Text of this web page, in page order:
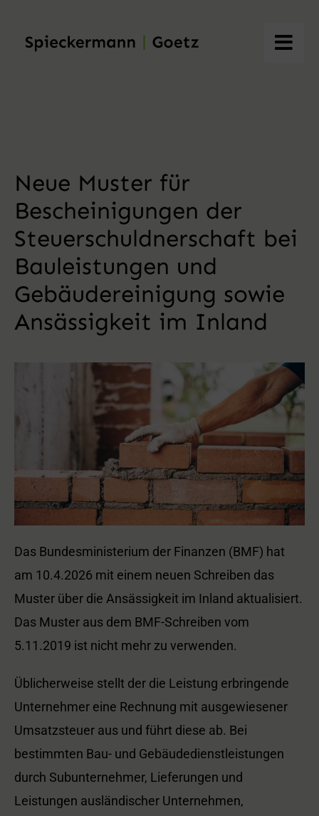
Neue Muster für
Bescheinigungen der
Steuerschuldnerschaft bei
Bauleistungen und
Gebäudereinigung sowie
Ansässigkeit im Inland
Das Bundesministerium der Finanzen (BMF) hat
am 10.4.2026 mit einem neuen Schreiben das
Muster über die Ansässigkeit im Inland aktualisiert.
Das Muster aus dem BMF-Schreiben vom
5.11.2019 ist nicht mehr zu verwenden.
Üblicherweise stellt der die Leistung erbringende
Unternehmer eine Rechnung mit ausgewiesener
Umsatzsteuer aus und führt diese ab. Bei
bestimmten Bau- und Gebäudedienstleistungen
durch Subunternehmer, Lieferungen und
Leistungen ausländischer Unternehmen,